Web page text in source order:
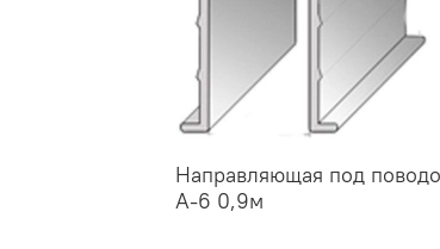
Направляющая под
А-6 0,9м